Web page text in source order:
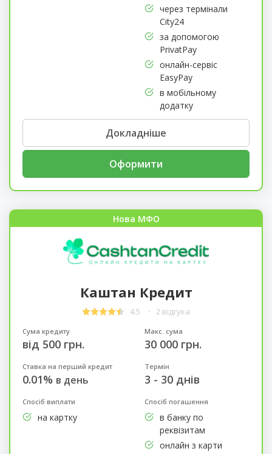
через термінали
City24
за допомогою
PrivatPay
онлайн-сервіс
EasyPay
в мобільному
додатку
Докладніше
Оформити
Нова МФО
Каштан Кредит
4.5 2 відгука
Сума кредиту
від 500 грн.
Макс. сума
30 000 грн.
Ставка на перший кредит
0.01% в день
Термін
3 - 30 днів
Спосіб виплати
на картку
Спосіб погашення
в банку по
реквізитам
онлайн з карти